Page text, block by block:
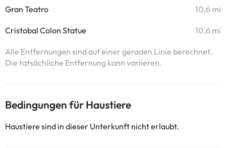
Gran Teatro 10,6 mi
Cristobal Colon Statue 10,6 mi
Alle Entfernungen sind auf einer geraden Linie berechnet.
Die tatsächliche Entfernung kann variieren.
Bedingungen für Haustiere
Haustiere sind in dieser Unterkunft nicht erlaubt.